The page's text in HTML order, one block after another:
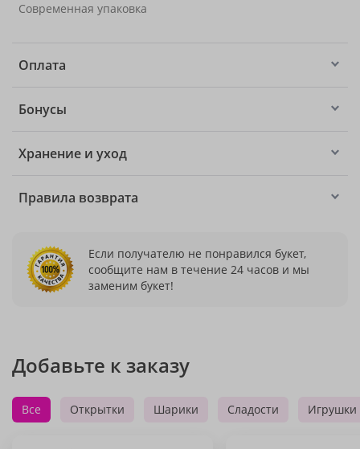
Современная упаковка
Оплата
Бонусы
Хранение и уход
Правила возврата
Если получателю не понравился букет,
сообщите нам в течение 24 часов и мы
заменим букет!
Добавьте к заказу
Все Открытки Шарики Сладости Игрушки